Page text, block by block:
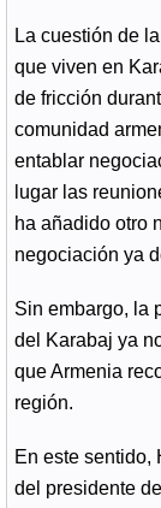
La cuestión de
que viven en
de fricción
comunidad
entablar
lugar las
ha añadido otro
negociación ya
Sin embargo, la
del Karabaj ya
que Armenia
región.
En este sentido,
del presidente